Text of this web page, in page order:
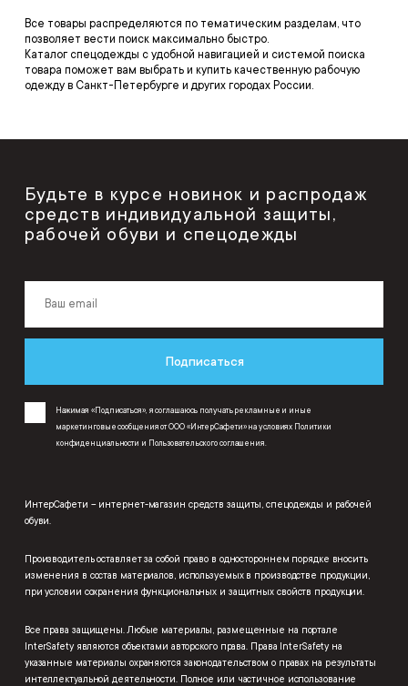
Все товары распределяются по тематическим разделам, что
позволяет вести поиск максимально быстро.
Каталог спецодежды с удобной навигацией и системой поиска
товара поможет вам выбрать и купить качественную рабочую
одежду в Санкт-Петербурге и других городах России.
Будьте в курсе новинок и распродаж
средств индивидуальной защиты,
рабочей обуви и спецодежды
Подписаться
Нажимая «Подписаться», я соглашаюсь получать рекламные и иные
маркетинговые сообщения от ООО «ИнтерСафети» на условиях Политики
конфиденциальности и Пользовательского соглашения
ИнтерСафети – интернет-магазин средств защиты, спецодежды и рабочей
обуви.
Производитель оставляет за собой право в одностороннем порядке вносить
изменения в состав материалов, используемых в производстве продукции,
при условии сохранения функциональных и защитных свойств продукции.
Все права защищены. Любые материалы, размещенные на портале
InterSafety являются объектами авторского права. Права InterSafety на
указанные материалы охраняются законодательством о правах на результаты
интеллектуальной деятельности. Полное или частичное использование